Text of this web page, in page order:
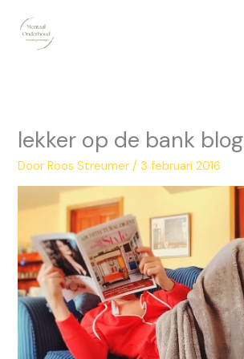
naar
lekker op de bank blog
DoorRoos Streumer/ 3 februari 2016